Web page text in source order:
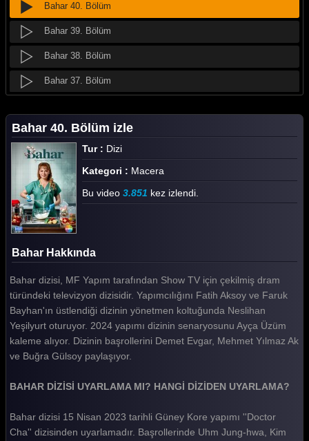
Bahar 40. Bölüm
Bahar 39. Bölüm
Bahar 38. Bölüm
Bahar 37. Bölüm
Bahar 35. Bölüm
Bahar 34. Bölüm
Bahar 33. Bölüm
Bahar 32. Bölüm
Bahar 31. Bölüm
Bahar 30. Bölüm
Bahar 29. Bölüm
Bahar 28. Bölüm
Bahar 27. Bölüm
Bahar 26. Bölüm
Bahar 25. Bölüm
Bahar 23. Bölüm
Bahar 40. Bölüm izle
Tur : Dizi
Kategori : Macera
Bu video 3.851 kez izlendi.
Bahar Hakkında
Bahar dizisi, MF Yapım tarafından Show TV için çekilmiş dram
türündeki televizyon dizisidir. Yapımcılığını Fatih Aksoy ve Faruk
Bayhan'ın üstlendiği dizinin yönetmen koltuğunda Neslihan
Yeşilyurt oturuyor. 2024 yapımı dizinin senaryosunu Ayça Üzüm
kaleme alıyor. Dizinin başrollerini Demet Evgar, Mehmet Yılmaz Ak
ve Buğra Gülsoy paylaşıyor.
BAHAR DİZİSİ UYARLAMA MI? HANGİ DİZİDEN UYARLAMA?
Bahar dizisi 15 Nisan 2023 tarihli Güney Kore yapımı ''Doctor
Cha'' dizisinden uyarlamadır. Başrollerinde Uhm Jung-hwa, Kim